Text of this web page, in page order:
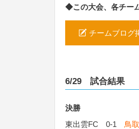
◆この大会、各チー
チームブログ
6/29 試合結果
決勝
東出雲FC 0-1 鳥